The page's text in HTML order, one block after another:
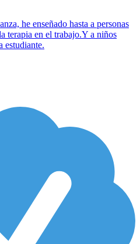
he enseñado hasta a personas
terapia en el trabajo.Y a niños
estudiante.